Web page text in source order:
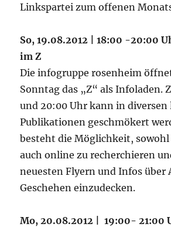
Linkspartei zum offenen
So, 19.08.2012 | 18:00 -20:00
im Z
Die infogruppe rosenheim
Sonntag das „Z“ als Infoladen.
und 20:00 Uhr kann in diversen
Publikationen geschmökert
besteht die Möglichkeit,
auch online zu recherchieren
neuesten Flyern und Infos über
Geschehen einzudecken.
Mo, 20.08.2012 | 19:00- 21:00